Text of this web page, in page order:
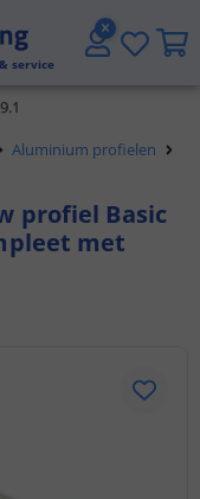
service
NL en BE
in huis
Aluminium profielen
profiel Basic
met